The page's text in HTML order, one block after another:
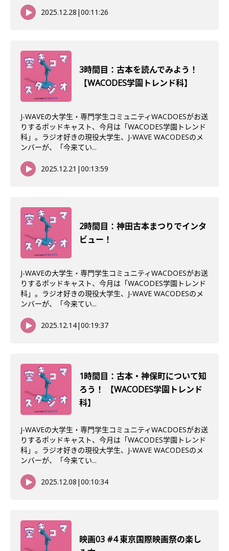
2025.12.28 |00:11:26
3時間目：古本を読んでみよう！
【WACODES学園トレンド科】
J-WAVEの大学生・専門学生コミュニティWACDOESがお送
りするポッドキャスト、今月は「WACODES学園トレンド
科」。ラジオ好きの現役大学生、J-WAVE WACODESのメ
ンバーが、「今来てい...
2025.12.21 |00:13:59
2時間目：神田古本まつりでインタ
ビュー！
J-WAVEの大学生・専門学生コミュニティWACDOESがお送
りするポッドキャスト、今月は「WACODES学園トレンド
科」。ラジオ好きの現役大学生、J-WAVE WACODESのメ
ンバーが、「今来てい...
2025.12.14|00:19:37
1時間目：古本・神保町について知
ろう！ 【WACODES学園トレンド
科】
J-WAVEの大学生・専門学生コミュニティWACDOESがお送
りするポッドキャスト、今月は「WACODES学園トレンド
科」。ラジオ好きの現役大学生、J-WAVE WACODESのメ
ンバーが、「今来てい...
2025.12.08 |00:10:34
映画03 #4 東京国際映画祭の楽し